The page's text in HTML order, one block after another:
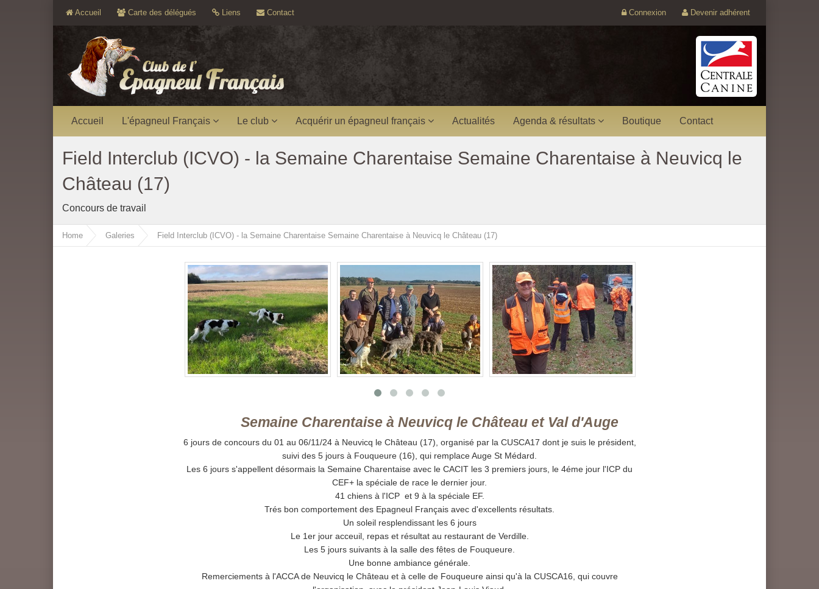
Accueil Carte des délégués Liens Contact Connexion Devenir adhérent
Accueil L'épagneul Français Le club Acquérir un épagneul français Actualités Agenda & résultats Boutique Contact
Field Interclub (ICVO) - la Semaine Charentaise Semaine Charentaise à Neuvicq le
Château (17)
Concours de travail
Home Galeries Field Interclub (ICVO) - la Semaine Charentaise Semaine Charentaise à Neuvicq le Château (17)
Semaine Charentaise à Neuvicq le Château et Val d'Auge
6 jours de concours du 01 au 06/11/24 à Neuvicq le Château (17), organisé par la CUSCA17 dont je suis le président,
suivi des 5 jours à Fouqueure (16), qui remplace Auge St Médard.
Les 6 jours s'appellent désormais la Semaine Charentaise avec le CACIT les 3 premiers jours, le 4éme jour l'ICP du
CEF+ la spéciale de race le dernier jour.
41 chiens à l'ICP et 9 à la spéciale EF.
Trés bon comportement des Epagneul Français avec d'excellents résultats.
Un soleil resplendissant les 6 jours
Le 1er jour acceuil, repas et résultat au restaurant de Verdille.
Les 5 jours suivants à la salle des fêtes de Fouqueure.
Une bonne ambiance générale.
Remerciements à l'ACCA de Neuvicq le Château et à celle de Fouqueure ainsi qu'à la CUSCA16, qui couvre